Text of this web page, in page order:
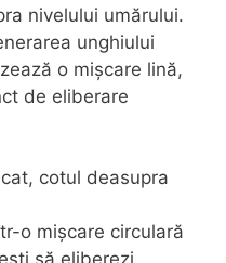
nivelului umărului.
unghiului
o mișcare lină,
de eliberare
cotul deasupra
o mișcare circulară